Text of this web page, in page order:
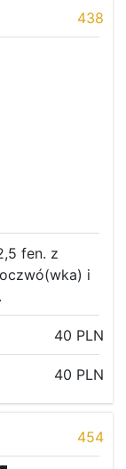
438
fen. z
i
40 PLN
40 PLN
454